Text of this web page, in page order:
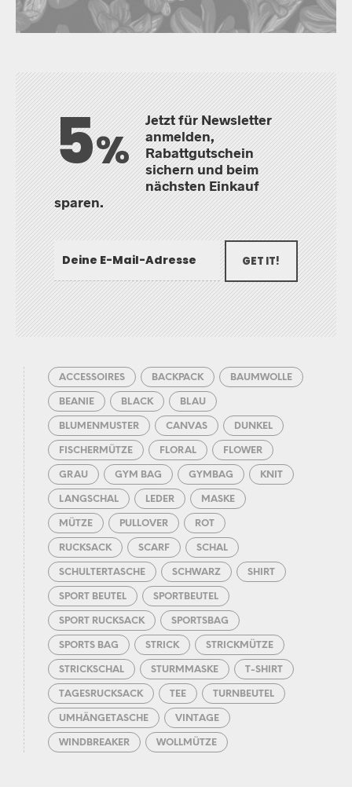
5%
Jetzt für Newsletter
anmelden,
Rabattgutschein
sichern und beim
nächsten Einkauf
sparen.
GET IT!
ACCESSOIRES BACKPACK BAUMWOLLE
BEANIE BLACK BLAU
BLUMENMUSTER CANVAS DUNKEL
FISCHERMÜTZE FLORAL FLOWER
GRAU GYM BAG GYMBAG KNIT
LANGSCHAL LEDER MASKE
MÜTZE PULLOVER ROT
RUCKSACK SCARF SCHAL
SCHULTERTASCHE SCHWARZ SHIRT
SPORT BEUTEL SPORTBEUTEL
SPORT RUCKSACK SPORTSBAG
SPORTS BAG STRICK STRICKMÜTZE
STRICKSCHAL STURMMASKE T-SHIRT
TAGESRUCKSACK TEE TURNBEUTEL
UMHÄNGETASCHE VINTAGE
WINDBREAKER WOLLMÜTZE